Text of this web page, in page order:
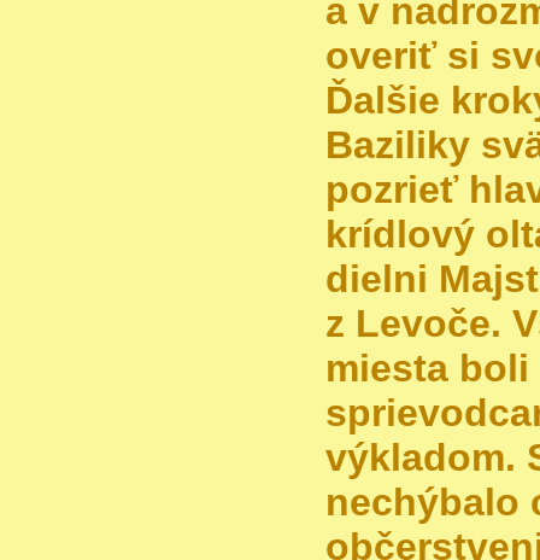
a v
overiť si
Ďalšie
Baziliky
pozrieť
krídlový
dielni
z Levoče.
miesta boli
výkladom.
nechýbalo